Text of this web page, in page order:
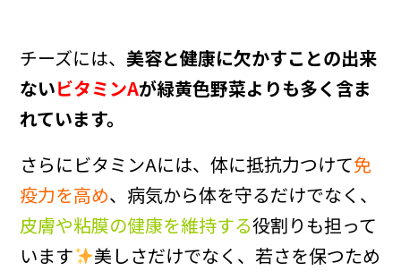
チーズには、 美容と健康に欠かすことの出来
ないビタミンAが緑黄色野菜よりも多く含ま
れています。
さらにビタミンAには、体に抵抗力つけて免
疫力を高め、病気から体を守るだけでなく、
皮膚や粘膜の健康を維持する役割りも担って
います
美しさだけでなく、若さを保つため